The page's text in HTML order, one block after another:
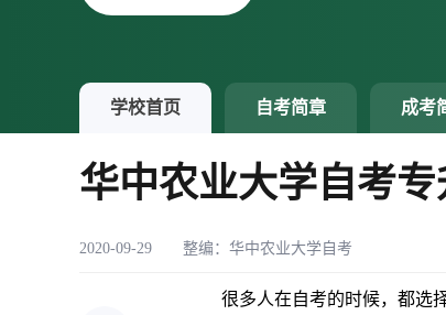
学校首页 自考简章 成考
华中农业大学自考
2020-09-29 整编： 华中农业大学自考
很多人在自考的时候，都选